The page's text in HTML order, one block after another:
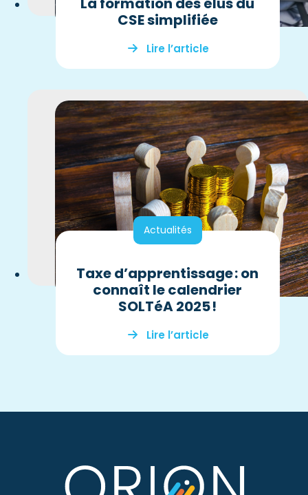
CSE simplifiée
Lire l’article
Actualités
Taxe d’apprentissage : on
connaît le calendrier
SOLTéA 2025 !
Lire l’article